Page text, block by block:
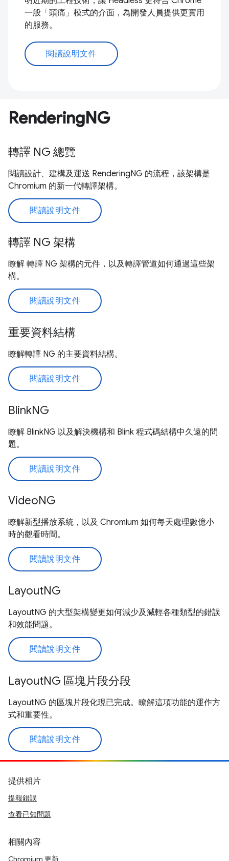
一般「頭痛」模式的介面，為開發人員提供更實用
的服務。
閱讀說明文件
RenderingNG
轉譯 NG 總覽
閱讀設計、建構及運送 RenderingNG 的流程，該架構是
Chromium 的新一代轉譯架構。
閱讀說明文件
轉譯 NG 架構
瞭解 轉譯 NG 架構的元件，以及轉譯管道如何通過這些架
構。
閱讀說明文件
重要資料結構
瞭解轉譯 NG 的主要資料結構。
閱讀說明文件
BlinkNG
瞭解 BlinkNG 以及解決機構和 Blink 程式碼結構中久遠的問
題。
閱讀說明文件
VideoNG
瞭解新型播放系統，以及 Chromium 如何每天處理數億小
時的觀看時間。
閱讀說明文件
LayoutNG
LayoutNG 的大型架構變更如何減少及減輕各種類型的錯誤
和效能問題。
閱讀說明文件
LayoutNG 區塊片段分段
LayoutNG 的區塊片段化現已完成。瞭解這項功能的運作方
式和重要性。
閱讀說明文件
提供相片
提報錯誤
查看已知問題
相關內容
Chromium 更新